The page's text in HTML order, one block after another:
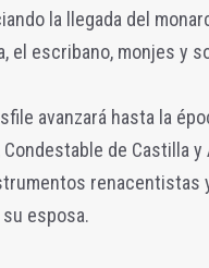
la llegada del
el escribano, monjes y
avanzará hasta la
Condestable de Castilla
renacentistas
esposa.